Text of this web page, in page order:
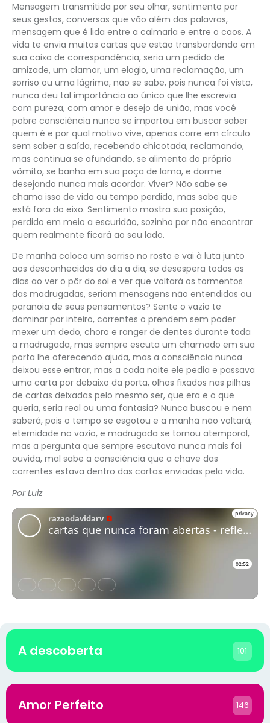
Mensagem transmitida por seu olhar, sentimento por
seus gestos, conversas que vão além das palavras,
mensagem que é lida entre a calmaria e entre o caos. A
vida te envia muitas cartas que estão transbordando em
sua caixa de correspondência, seria um pedido de
amizade, um clamor, um elogio, uma reclamação, um
sorriso ou uma lágrima, não se sabe, pois nunca foi visto,
nunca deu tal importância ao único que lhe escrevia
com pureza, com amor e desejo de união, mas você
pobre consciência nunca se importou em buscar saber
quem é e por qual motivo vive, apenas corre em círculo
sem saber a saída, recebendo chicotada, reclamando,
mas continua se afundando, se alimenta do próprio
vômito, se banha em sua poça de lama, e dorme
desejando nunca mais acordar. Viver? Não sabe se
chama isso de vida ou tempo perdido, mas sabe que
está fora do eixo. Sentimento mostra sua posição,
perdido em meio a escuridão, sozinho por não encontrar
quem realmente ficará ao seu lado.
De manhã coloca um sorriso no rosto e vai à luta junto
aos desconhecidos do dia a dia, se desespera todos os
dias ao ver o pôr do sol e ver que voltará os tormentos
das madrugadas, seriam mensagens não entendidas ou
paranoia de seus pensamentos? Sente o vazio te
dominar por inteiro, correntes o prendem sem poder
mexer um dedo, choro e ranger de dentes durante toda
a madrugada, mas sempre escuta um chamado em sua
porta lhe oferecendo ajuda, mas a consciência nunca
deixou esse entrar, mas a cada noite ele pedia e passava
uma carta por debaixo da porta, olhos fixados nas pilhas
de cartas deixadas pelo mesmo ser, que era e o que
queria, seria real ou uma fantasia? Nunca buscou e nem
saberá, pois o tempo se esgotou e a manhã não voltará,
eternidade no vazio, e madrugada se tornou atemporal,
mas a pergunta que sempre escutava nunca mais foi
ouvida, mal sabe a consciência que a chave das
correntes estava dentro das cartas enviadas pela vida.
Por Luiz
A descoberta 101
Amor Perfeito 146